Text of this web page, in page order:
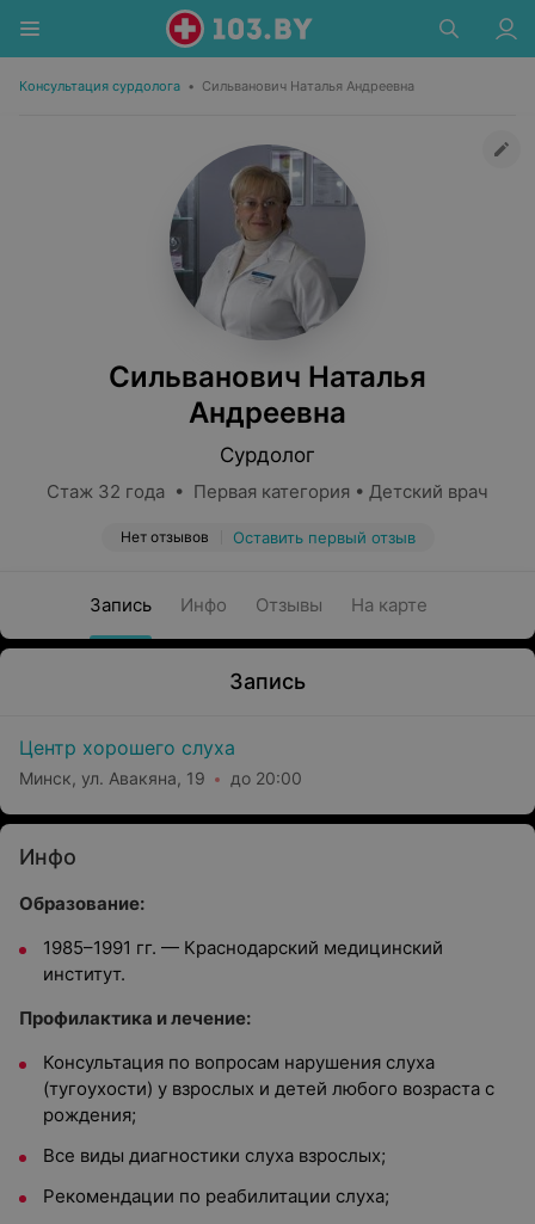
Консультация сурдолога • Сильванович Наталья Андреевна
Сильванович Наталья
Андреевна
Сурдолог
Стаж 32 года • Первая категория • Детский врач
Нет отзывов Оставить первый отзыв
Запись Инфо Отзывы На карте
Запись
Центр хорошего слуха
Минск, ул. Авакяна, 19 до 20:00
Инфо
Образование:
1985–1991 гг. — Краснодарский медицинский
институт.
Профилактика и лечение:
Консультация по вопросам нарушения слуха
(тугоухости) у взрослых и детей любого возраста с
рождения;
Все виды диагностики слуха взрослых;
Рекомендации по реабилитации слуха;